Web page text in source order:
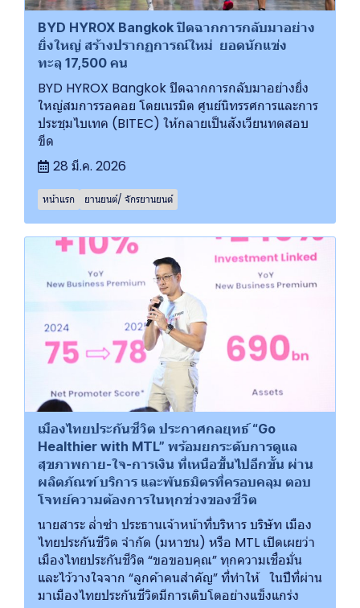
BYD HYROX Bangkok ปิดฉากการกลับมาอย่าง
ยิ่งใหญ่ สร้างปรากฏการณ์ใหม่ ยอดนักแข่ง
ทะลุ 17,500 คน
BYD HYROX Bangkok ปิดฉากการกลับมาอย่างยิ่ง
ใหญ่สมการรอคอย โดยเนรมิต ศูนย์นิทรรศการและการ
ประชุมไบเทค (BITEC) ให้กลายเป็นสังเวียนทดสอบ
ขีด
28 มี.ค. 2026
หน้าแรก ยานยนต์/ จักรยานยนต์
เมืองไทยประกันชีวิต ประกาศกลยุทธ์ “Go
Healthier with MTL” พร้อมยกระดับการดูแล
สุขภาพกาย-ใจ-การเงิน ที่เหนือขึ้นไปอีกขั้น ผ่าน
ผลิตภัณฑ์ บริการ และพันธมิตรที่ครอบคลุม ตอบ
โจทย์ความต้องการในทุกช่วงของชีวิต
นายสาระ ล่ำซำ ประธานเจ้าหน้าที่บริหาร บริษัท เมือง
ไทยประกันชีวิต จำกัด (มหาชน) หรือ MTL เปิดเผยว่า
เมืองไทยประกันชีวิต “ขอขอบคุณ” ทุกความเชื่อมั่น
และไว้วางใจจาก “ลูกค้าคนสำคัญ” ที่ทำให้ ในปีที่ผ่าน
มาเมืองไทยประกันชีวิตมีการเติบโตอย่างแข็งแกร่ง